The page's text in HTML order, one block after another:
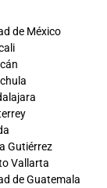
de México
Gutiérrez
Vallarta
de Guatemala